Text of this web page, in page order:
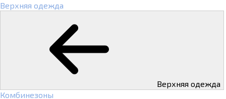
Верхняя одежда
Верхняя одежда
Комбинезоны